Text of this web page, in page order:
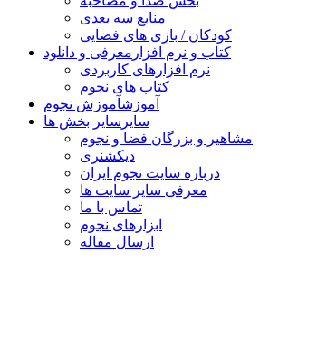
منابع سه بعدی
کودکان / بازی های فضایی
کتاب و نرم افزار معرفی و دانلود
نرم افزارهای کاربردی
کتاب های نجوم
آموزشآموزش نجوم
سایر سایر بخش ها
مشاهیر و بزرگان فضا و نجوم
دیکشنری
درباره سایت نجوم ایران
معرفی سایر سایت ها
تماس با ما
ابزارهای نجوم
ارسال مقاله